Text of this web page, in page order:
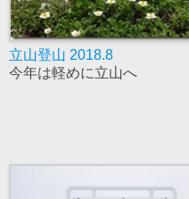
立山登山 2018.8
今年は軽めに立山へ